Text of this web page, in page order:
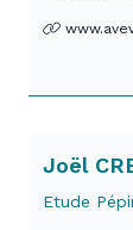
Joël
Etude